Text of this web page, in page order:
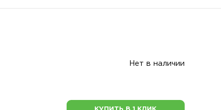
Нет в наличии